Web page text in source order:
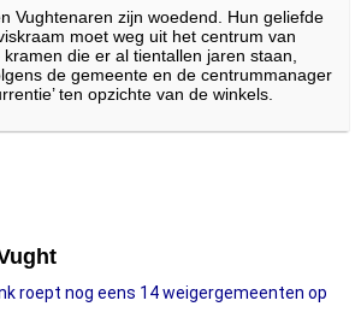
Vughtenaren zijn woedend. Hun geliefde
moet weg uit het centrum van
kramen die er al tientallen jaren staan,
de gemeente en de centrummanager
ten opzichte van de winkels.
roept nog eens 14 weigergemeenten op